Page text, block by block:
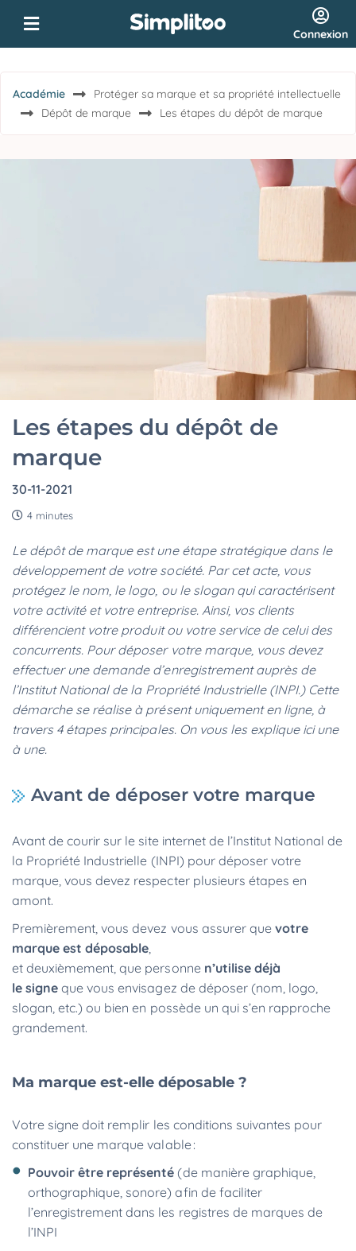
Connexion
Académie
Protéger sa marque et sa propriété intellectuelle
Dépôt de marque
Les étapes du dépôt de marque
Les étapes du dépôt de
marque
30-11-2021
4 minutes
Le dépôt de marque est une étape stratégique dans le
développement de votre société. Par cet acte, vous
protégez le nom, le logo, ou le slogan qui caractérisent
votre activité et votre entreprise. Ainsi, vos clients
différencient votre produit ou votre service de celui des
concurrents. Pour déposer votre marque, vous devez
effectuer une demande d’enregistrement auprès de
l’Institut National de la Propriété Industrielle (INPI.) Cette
démarche se réalise à présent uniquement en ligne, à
travers 4 étapes principales. On vous les explique ici une
à une.
Avant de déposer votre marque
Avant de courir sur le site internet de l’Institut National de
la Propriété Industrielle (INPI) pour déposer votre
marque, vous devez respecter plusieurs étapes en
amont.
Premièrement, vous devez vous assurer que votre
marque est déposable,
et deuxièmement, que personne n’utilise déjà
le signe que vous envisagez de déposer (nom, logo,
slogan, etc.) ou bien en possède un qui s’en rapproche
grandement.
Ma marque est-elle déposable ?
Votre signe doit remplir les conditions suivantes pour
constituer une marque valable :
Pouvoir être représenté (de manière graphique,
orthographique, sonore) afin de faciliter
l’enregistrement dans les registres de marques de
l’INPI